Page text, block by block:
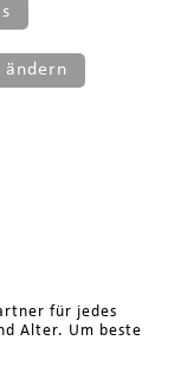
ändern
für jedes
Alter. Um beste